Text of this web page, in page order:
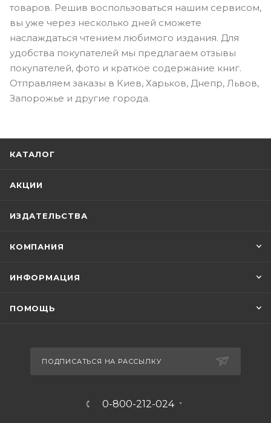
товаров. Решив воспользоваться нашим сервисом,
вы уже через несколько дней сможете
наслаждаться чтением любимого издания. Для
удобства покупателей мы предлагаем отзывы
покупателей, фото и краткое содержание книг.
Отправляем заказы в Киев, Харьков, Днепр, Львов,
Запорожье и другие города.
КАТАЛОГ
АКЦИИ
ИЗДАТЕЛЬСТВА
КОМПАНИЯ
ИНФОРМАЦИЯ
ПОМОЩЬ
ПОДПИСАТЬСЯ НА РАССЫЛКУ
0-800-212-024